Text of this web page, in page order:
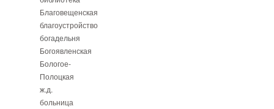
Благовещенская
благоустройство
богадельня
Богоявленская
Бологое-
Полоцкая
ж.д.
больница